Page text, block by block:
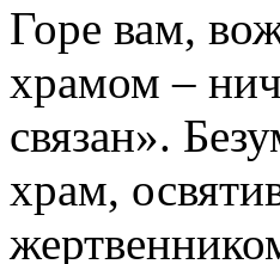
Горе вам,
храмом –
связан».
храм,